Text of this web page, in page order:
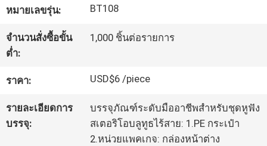
เรา
ทัวร์
โรงงาน
ควบคุม
หมายเลขรุ่น: BT108
จำนวนสั่งซื้อขั้น
ต่ำ:
1,000 ชิ้นต่อรายการ
ราคา: USD$6 /piece
รายละเอียดการ
บรรจุ:
บรรจุภัณฑ์ระดับมืออาชีพสำหรับชุดหูฟัง
สเตอริโอบลูทูธไร้สาย: 1.PE กระเป๋า
2.หน่วยแพคเกจ: กล่องหน้าต่าง